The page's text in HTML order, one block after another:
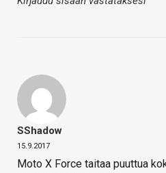
SShadow
15.9.2017
Moto X Force taitaa puuttua